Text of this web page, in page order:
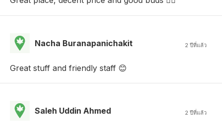
Nacha Buranapanichakit 2 ปีที่แล้ว
Great stuff and friendly staff 😊
Saleh Uddin Ahmed 2 ปีที่แล้ว